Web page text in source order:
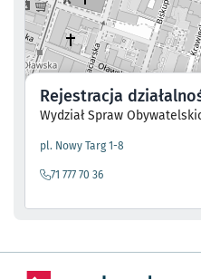
Rejestracja
Wydział Spraw
pl. Nowy Targ 1-8
71 777 70 36